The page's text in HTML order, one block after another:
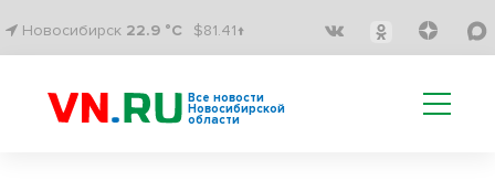
Новосибирск 22.9 °C $81.41↑
Все новости
Новосибирской
области